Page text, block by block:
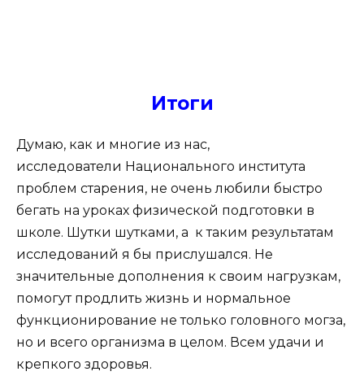
Итоги
Думаю, как и многие из нас,
исследователи Национального института
проблем старения, не очень любили быстро
бегать на уроках физической подготовки в
школе. Шутки шутками, а к таким результатам
исследований я бы прислушался. Не
значительные дополнения к своим нагрузкам,
помогут продлить жизнь и нормальное
функционирование не только головного могза,
но и всего организма в целом. Всем удачи и
крепкого здоровья.